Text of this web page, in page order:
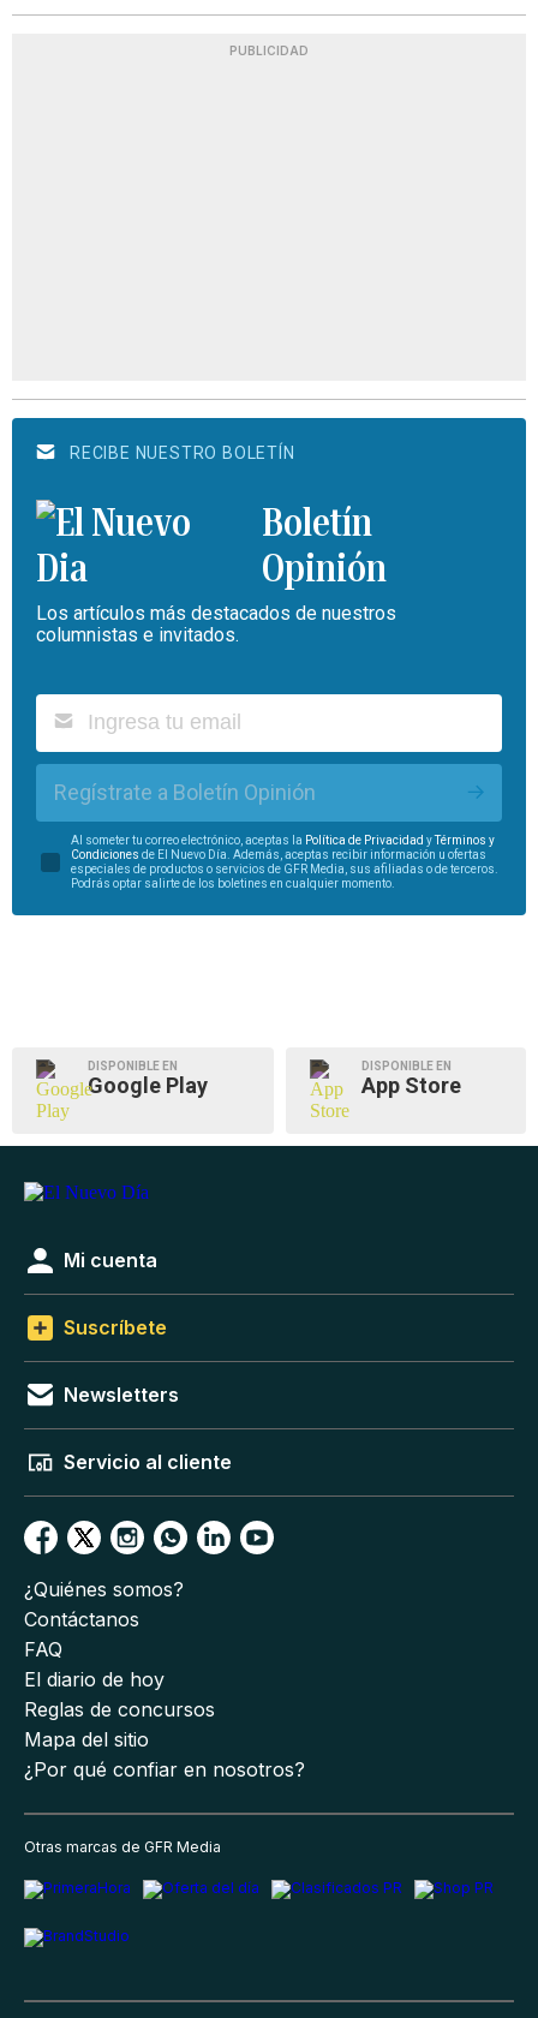
PUBLICIDAD
RECIBE NUESTRO BOLETÍN
Boletín
Opinión
Los artículos más destacados de nuestros
columnistas e invitados.
Regístrate a Boletín Opinión
Al someter tu correo electrónico, aceptas la Política de Privacidad yTérminos y
Condiciones de El Nuevo Día. Además, aceptas recibir información u ofertas
especiales de productos o servicios de GFR Media, sus afiliadas o de terceros.
Podrás optar salirte de los boletines en cualquier momento.
DISPONIBLE EN
Google Play
DISPONIBLE EN
App Store
Mi cuenta
Suscríbete
Newsletters
Servicio al cliente
¿Quiénes somos?
Contáctanos
FAQ
El diario de hoy
Reglas de concursos
Mapa del sitio
¿Por qué confiar en nosotros?
Otras marcas de GFR Media